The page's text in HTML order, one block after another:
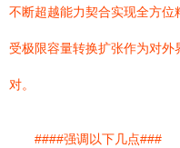
不断超越能力契合实现全方
受极限容量转换扩张作为对
对。
####强调以下几点###